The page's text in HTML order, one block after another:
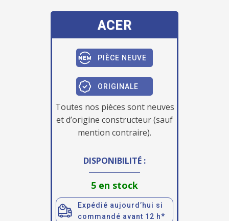
ACER
PIÈCE NEUVE
ORIGINALE
Toutes nos pièces sont neuves
et d’origine constructeur (sauf
mention contraire).
DISPONIBILITÉ :
5 en stock
Expédié aujourd’hui si
commandé avant 12 h*